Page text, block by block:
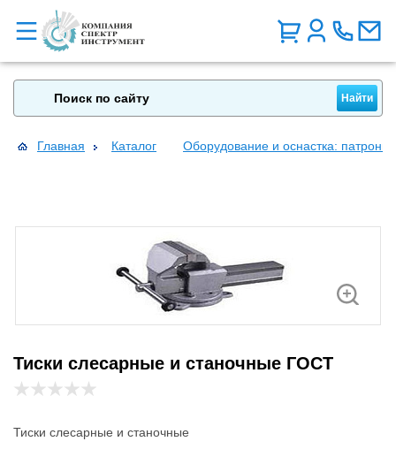
Главная Каталог Оборудование и оснастка: патроны,
Тиски слесарные и станочные ГОСТ
Тиски слесарные и станочные